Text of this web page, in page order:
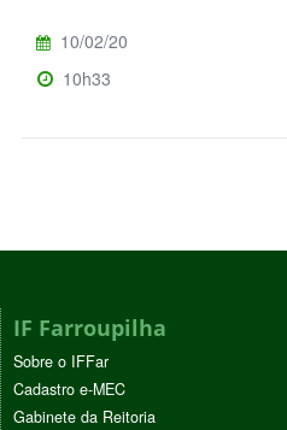
10/02/20
10h33
IF Farroupilha
Sobre o IFFar
Cadastro e-MEC
Gabinete da Reitoria